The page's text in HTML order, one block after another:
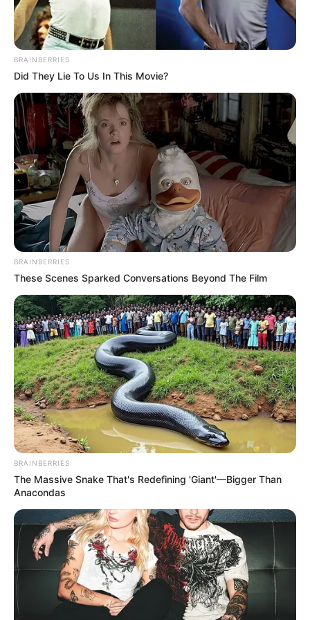
Varga Judit volt férje, Magyar Péter ugyanis
borította a bilit. Ezt írja lemondását bejelentő
bejegyzésében: “A mai napon benyújtom a
lemondásomat mindkét állami társaságban
betöltött pozíciómról.
Szintén lemondok a részben állami tulajdonú MBH
Bank Nyrt-ben viselt felügyelőbizottsági
tagságomról. A lemondás mögött nem szakmai
okok állnak.
BRAINBERRIES
Did They Lie To Us In This Movie?
BRAINBERRIES
These Scenes Sparked Conversations Beyond The Film
BRAINBERRIES
The Massive Snake That's Redefining 'Giant'—Bigger Than
Anacondas